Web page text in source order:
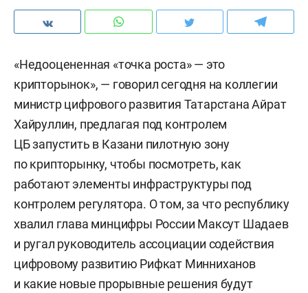
«Недооцененная «точка роста» — это
крипторынок», — говорил сегодня на коллегии
министр цифрового развития Татарстана Айрат
Хайруллин, предлагая под контролем
ЦБ запустить в Казани пилотную зону
по крипторынку, чтобы посмотреть, как
работают элементы инфраструктуры под
контролем регулятора. О том, за что республику
хвалил глава минцифры России Максут Шадаев
и ругал руководитель ассоциации содействия
цифровому развитию Рифкат Минниханов
и какие новые прорывные решения будут